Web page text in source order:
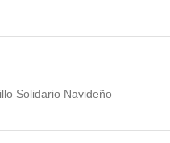
Solidario Navideño